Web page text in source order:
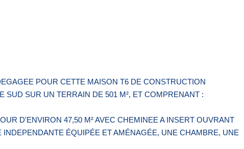
POUR CETTE MAISON T6 DE CONSTRUCTION
SUD SUR UN TERRAIN DE 501 M², ET COMPRENANT :
D'ENVIRON 47,50 M² AVEC CHEMINEE A INSERT OUVRANT
ÉQUIPÉE ET AMÉNAGÉE, UNE CHAMBRE, UNE